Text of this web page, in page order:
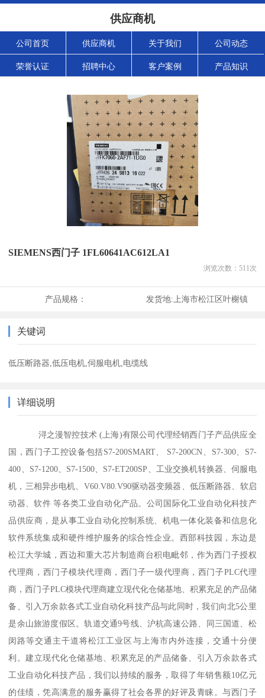
供应商机
公司首页 供应商机 关于我们 公司动态
荣誉认证 招聘中心 客户案例 产品知识
SIEMENS西门子 1FL60641AC612LA1
浏览次数： 511次
产品规格： 发货地: 上海市松江区叶榭镇
关键词
低压断路器,低压电机,伺服电机,电缆线
详细说明
浔之漫智控技术 (上海)有限公司代理经销西门子产品供应全
国，西门子工控设备包括S7-200SMART、 S7-200CN、S7-300、S7-
400、S7-1200、S7-1500、S7-ET200SP、工业交换机转换器、伺服电
机，三相异步电机、V60.V80.V90驱动器变频器、低压断路器、软启
动器、软件 等各类工业自动化产品。公司国际化工业自动化科技产
品供应商，是从事工业自动化控制系统、机电一体化装备和信息化
软件系统集成和硬件维护服务的综合性企业。西部科技园，东边是
松江大学城，西边和重大芯片制造商台积电毗邻，作为西门子授权
代理商，西门子模块代理商，西门子一级代理商，西门子PLC代理
商，西门子PLC模块代理商建立现代化仓储基地、积累充足的产品储
备、引入万余款各式工业自动化科技产品与此同时，我们向北5公里
是余山旅游度假区。轨道交通9号线、沪杭高速公路、同三国道、松
闵路等交通主干道将松江工业区与上海市内外连接，交通十分便
利。建立现代化仓储基地、积累充足的产品储备、引入万余款各式
工业自动化科技产品，我们以持续的服务，取得了年销售额10亿元
的佳绩，凭高满意的服务赢得了社会各界的好评及青睐。与西门子